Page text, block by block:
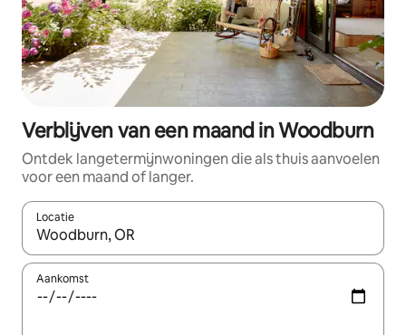
Verblijven van een maand in Woodburn
Ontdek langetermijnwoningen die als thuis aanvoelen
voor een maand of langer.
Locatie
Wanneer er resultaten beschikbaar zijn, maak je een keuze
Aankomst